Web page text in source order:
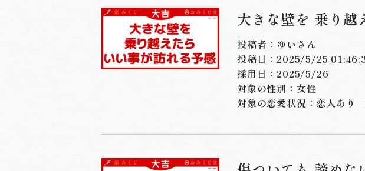
大きな壁を 乗り越
投稿者：ゆいさん
投稿日：2025/5/25
採用日：2025/5/26
対象の性別：女性
対象の恋愛状況： 恋人あり